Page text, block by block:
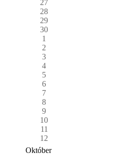
27
28
29
30
1
2
3
4
5
6
7
8
9
10
11
12
Október